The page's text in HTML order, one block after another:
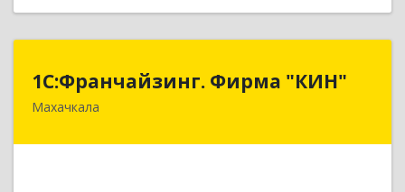
1С:Франчайзинг. Фирма "КИН"
Махачкала
1С:Франчайзинг. Фирма "КИН"
367030, Дагестан Респ, Махачкала г, И.Казака